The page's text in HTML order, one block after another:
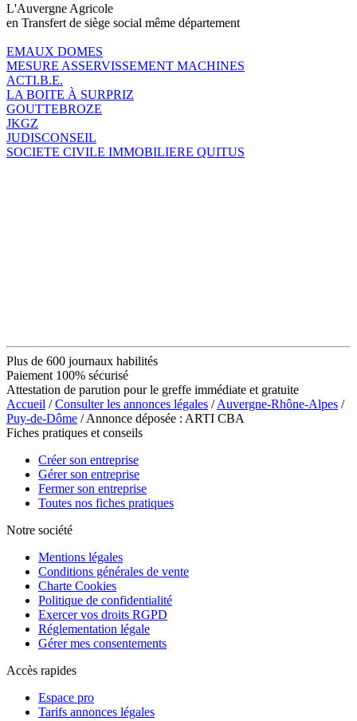
L'Auvergne Agricole
en Transfert de siège social même département
EMAUX DOMES
MESURE ASSERVISSEMENT MACHINES
ACTI.B.E.
LA BOITE À SURPRIZ
GOUTTEBROZE
JKGZ
JUDISCONSEIL
SOCIETE CIVILE IMMOBILIERE QUITUS
Plus de 600 journaux habilités
Paiement 100% sécurisé
Attestation de parution pour le greffe immédiate et gratuite
Accueil /Consulter les annonces légales /Auvergne-Rhône-Alpes /
Puy-de-Dôme / Annonce déposée : ARTI CBA
Fiches pratiques et conseils
Créer son entreprise
Gérer son entreprise
Fermer son entreprise
Toutes nos fiches pratiques
Notre société
Mentions légales
Conditions générales de vente
Charte Cookies
Politique de confidentialité
Exercer vos droits RGPD
Réglementation légale
Gérer mes consentements
Accès rapides
Espace pro
Tarifs annonces légales